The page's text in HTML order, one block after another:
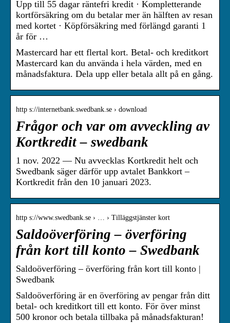
Upp till 55 dagar räntefri kredit · Kompletterande
kortförsäkring om du betalar mer än hälften av resan
med kortet · Köpförsäkring med förlängd garanti 1
år för …
Mastercard har ett flertal kort. Betal- och kreditkort
Mastercard kan du använda i hela värden, med en
månadsfaktura. Dela upp eller betala allt på en gång.
http s://internetbank.swedbank.se › download
Frågor och var om avveckling av
Kortkredit – swedbank
1 nov. 2022 — Nu avvecklas Kortkredit helt och
Swedbank säger därför upp avtalet Bankkort –
Kortkredit från den 10 januari 2023.
http s://www.swedbank.se › … › Tilläggstjänster kort
Saldoöverföring – överföring
från kort till konto – Swedbank
Saldoöverföring – överföring från kort till konto |
Swedbank
Saldoöverföring är en överföring av pengar från ditt
betal- och kreditkort till ett konto. För över minst
500 kronor och betala tillbaka på månadsfakturan!